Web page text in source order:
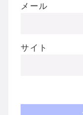
メール
サイト